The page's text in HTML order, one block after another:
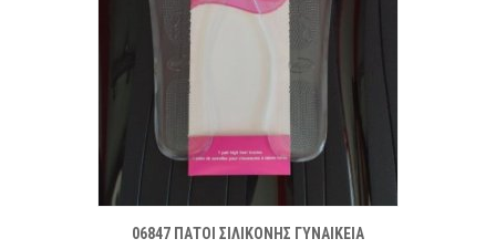
06847 ΠΑΤΟΙ ΣΙΛΙΚΟΝΗΣ ΓΥΝΑΙΚΕΙΑ